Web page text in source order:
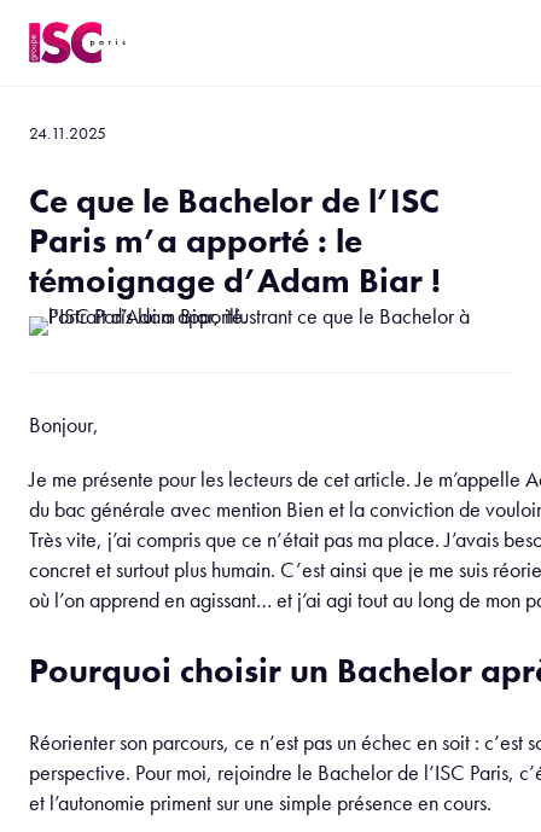
24.11.2025
Ce que le Bachelor de l’ISC
Paris m’a apporté : le
témoignage d’Adam Biar !
Bonjour,
Je me présente pour les lecteurs de cet article. Je m’appelle
du bac générale avec mention Bien et la conviction de
Très vite, j’ai compris que ce n’était pas ma place. J’avais
concret et surtout plus humain. C’est ainsi que je me suis
où l’on apprend en agissant… et j’ai agi tout au long de mon
Pourquoi choisir un Bachelor
Réorienter son parcours, ce n’est pas un échec en soit :
perspective. Pour moi, rejoindre le Bachelor de l’ISC Paris,
et l’autonomie priment sur une simple présence en cours.